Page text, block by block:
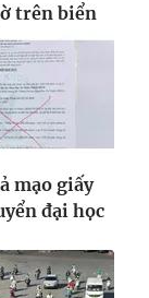
trên biển
mạo giấy
đại học